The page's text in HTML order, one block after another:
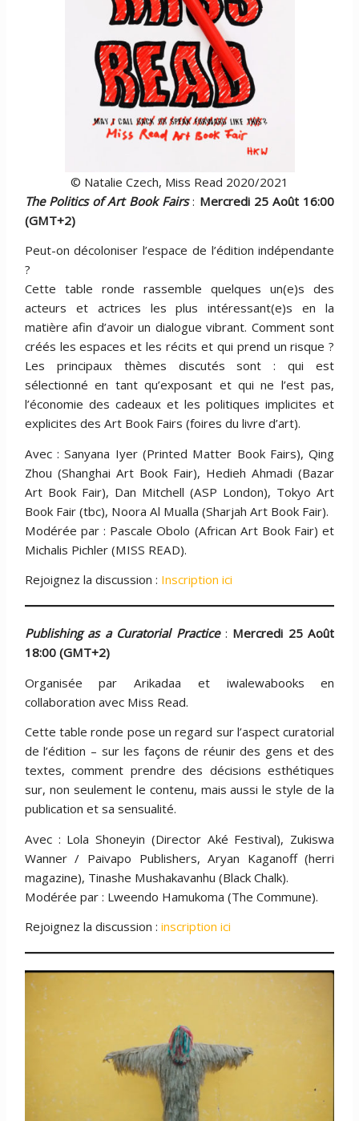
© Natalie Czech, Miss Read 2020/2021
The Politics of Art Book Fairs: Mercredi 25 Août 16:00
(GMT+2)
Peut-on décoloniser l’espace de l’édition indépendante
?
Cette table ronde rassemble quelques un(e)s des
acteurs et actrices les plus intéressant(e)s en la
matière afin d’avoir un dialogue vibrant. Comment sont
créés les espaces et les récits et qui prend un risque ?
Les principaux thèmes discutés sont : qui est
sélectionné en tant qu’exposant et qui ne l’est pas,
l’économie des cadeaux et les politiques implicites et
explicites des Art Book Fairs (foires du livre d’art).
Avec : Sanyana Iyer (Printed Matter Book Fairs), Qing
Zhou (Shanghai Art Book Fair), Hedieh Ahmadi (Bazar
Art Book Fair), Dan Mitchell (ASP London), Tokyo Art
Book Fair (tbc), Noora Al Mualla (Sharjah Art Book Fair).
Modérée par : Pascale Obolo (African Art Book Fair) et
Michalis Pichler (MISS READ).
Rejoignez la discussion : Inscription ici
Publishing as a Curatorial Practice : Mercredi 25 Août
18:00 (GMT+2)
Organisée par Arikadaa et iwalewabooks en
collaboration avec Miss Read.
Cette table ronde pose un regard sur l’aspect curatorial
de l’édition – sur les façons de réunir des gens et des
textes, comment prendre des décisions esthétiques
sur, non seulement le contenu, mais aussi le style de la
publication et sa sensualité.
Avec : Lola Shoneyin (Director Aké Festival), Zukiswa
Wanner / Paivapo Publishers, Aryan Kaganoff (herri
magazine), Tinashe Mushakavanhu (Black Chalk).
Modérée par : Lweendo Hamukoma (The Commune).
Rejoignez la discussion : inscription ici